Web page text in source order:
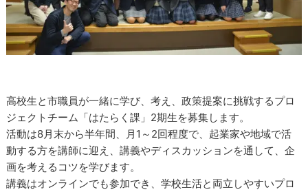
高校生と市職員が一緒に学び、考え、政策提案に挑戦するプロ
ジェクトチーム「はたらく課」2期生を募集します。
活動は8月末から半年間、月1～2回程度で、起業家や地域で活
動する方を講師に迎え、講義やディスカッションを通して、企
画を考えるコツを学びます。
講義はオンラインでも参加でき、学校生活と両立しやすいプロ